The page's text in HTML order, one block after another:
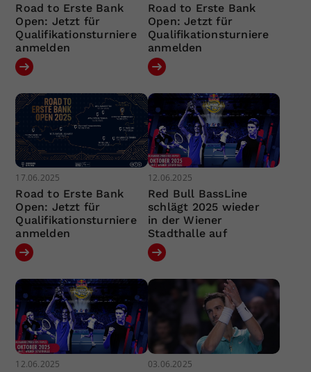
Road to Erste Bank
Open: Jetzt für
Qualifikationsturniere
anmelden
Road to Erste Bank
Open: Jetzt für
Qualifikationsturniere
anmelden
17.06.2025
Road to Erste Bank
Open: Jetzt für
Qualifikationsturniere
anmelden
12.06.2025
Red Bull BassLine
schlägt 2025 wieder
in der Wiener
Stadthalle auf
12.06.2025 03.06.2025